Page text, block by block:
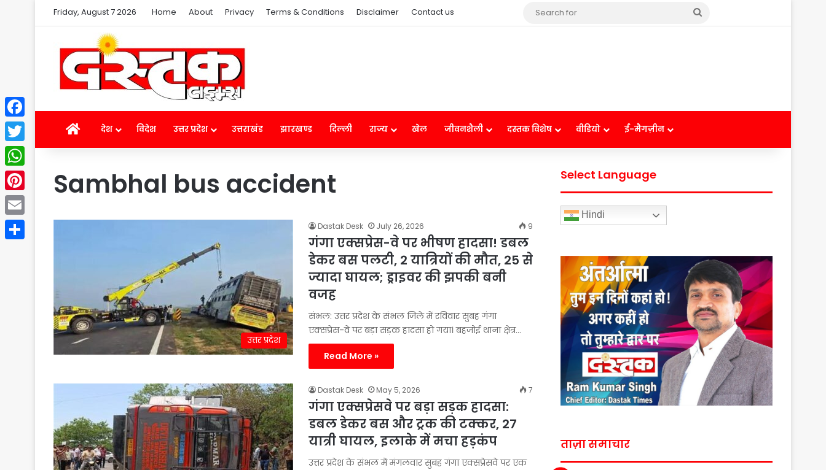
Friday, August 7 2026 Home About Privacy Terms & Conditions Disclaimer Contact us
Homeदेश विदेश उत्तर प्रदेश उत्तराखंड झारखण्ड दिल्ली राज्य खेल जीवनशैली दस्तक विशेष वीडियो ई-मैगज़ीन
Sambhal bus accident
उत्तर प्रदेश
Dastak Desk July 26, 2026 9
गंगा एक्सप्रेस-वे पर भीषण हादसा! डबल
डेकर बस पलटी, 2 यात्रियों की मौत, 25 से
ज्यादा घायल; ड्राइवर की झपकी बनी
वजह
संभल: उत्तर प्रदेश के संभल जिले में रविवार सुबह गंगा
एक्सप्रेस-वे पर बड़ा सड़क हादसा हो गया। बहजोई थाना क्षेत्र…
Read More »
Dastak Desk May 5, 2026 7
गंगा एक्सप्रेसवे पर बड़ा सड़क हादसा:
डबल डेकर बस और ट्रक की टक्कर, 27
यात्री घायल, इलाके में मचा हड़कंप
उत्तर प्रदेश के संभल में मंगलवार सुबह गंगा एक्सप्रेसवे पर एक
Select Language
Hindi
ताज़ा समाचार
Facebook
Twitter
WhatsApp
Pinterest
Email